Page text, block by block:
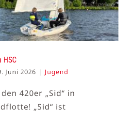
HSC
Juni 2026 | Jugend
420er „Sid“ in
„Sid“ ist